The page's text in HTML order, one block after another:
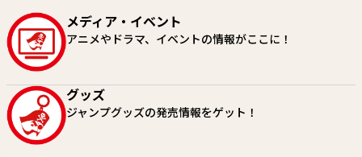
HUNTER×HUNTER
冨樫義博
らし三大
メディア・イベント
アニメやドラマ、イベントの情報がここに！
グッズ
ジャンプグッズの発売情報をゲット！